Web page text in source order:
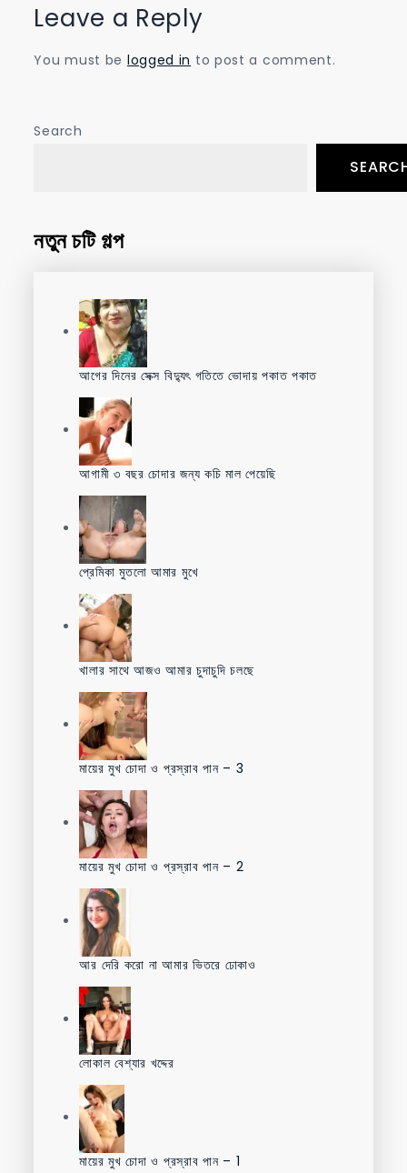
Leave a Reply
You must be logged in to post a comment.
Search
নতুন চটি গল্প
আগের দিনের সেক্স বিদ্যুৎ গতিতে ভোদায় পকাত পকাত
আগামী ৩ বছর চোদার জন্য কচি মাল পেয়েছি
প্রেমিকা মুতলো আমার মুখে
খালার সাথে আজও আমার চুদাচুদি চলছে
মায়ের মুখ চোদা ও প্রস্রাব পান – 3
মায়ের মুখ চোদা ও প্রস্রাব পান – 2
আর দেরি করো না আমার ভিতরে ঢোকাও
লোকাল বেশ্যার খদ্দের
মায়ের মুখ চোদা ও প্রস্রাব পান – 1